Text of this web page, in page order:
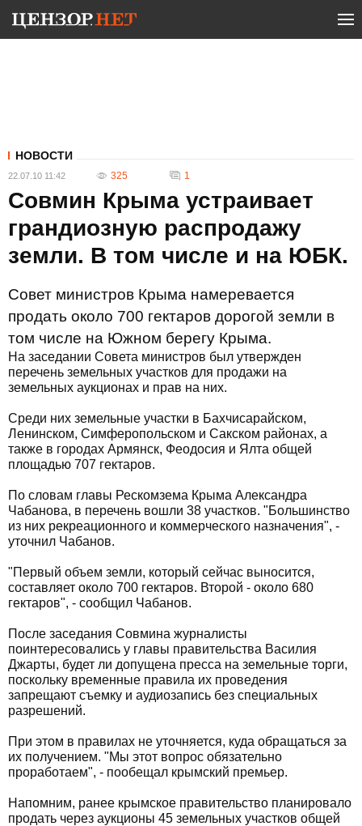
НОВОСТИ
22.07.10 11:42 325 1
Совмин Крыма устраивает
грандиозную распродажу
земли. В том числе и на ЮБК.
Совет министров Крыма намеревается
продать около 700 гектаров дорогой земли в
том числе на Южном берегу Крыма.
На заседании Совета министров был утвержден
перечень земельных участков для продажи на
земельных аукционах и прав на них.
Среди них земельные участки в Бахчисарайском,
Ленинском, Симферопольском и Сакском районах, а
также в городах Армянск, Феодосия и Ялта общей
площадью 707 гектаров.
По словам главы Рескомзема Крыма Александра
Чабанова, в перечень вошли 38 участков. "Большинство
из них рекреационного и коммерческого назначения", -
уточнил Чабанов.
"Первый объем земли, который сейчас выносится,
составляет около 700 гектаров. Второй - около 680
гектаров", - сообщил Чабанов.
После заседания Совмина журналисты
поинтересовались у главы правительства Василия
Джарты, будет ли допущена пресса на земельные торги,
поскольку временные правила их проведения
запрещают съемку и аудиозапись без специальных
разрешений.
При этом в правилах не уточняется, куда обращаться за
их получением. "Мы этот вопрос обязательно
проработаем", - пообещал крымский премьер.
Напомним, ранее крымское правительство планировало
продать через аукционы 45 земельных участков общей